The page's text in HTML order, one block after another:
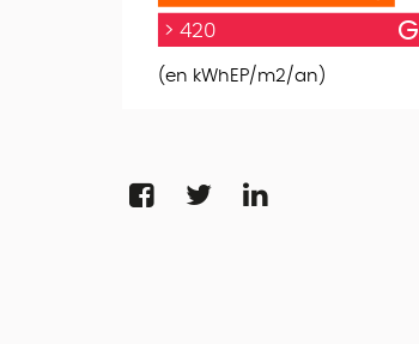
G
> 420
(en kWhEP/m2/an)